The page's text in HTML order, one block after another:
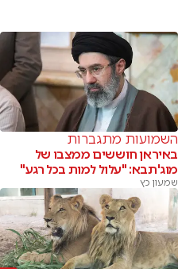
השמועות מתגברות
באיראן חוששים ממצבו של
מוג'תבא: "עלול למות בכל רגע"
שמעון כץ